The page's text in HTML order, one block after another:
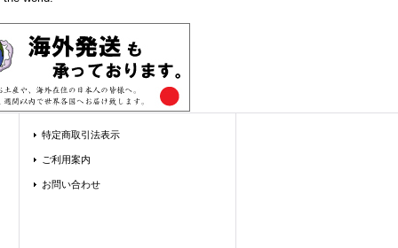
特定商取引法表示
ご利用案内
お問い合わせ